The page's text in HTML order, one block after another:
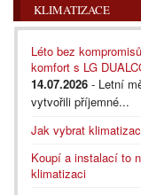
KLIMATIZACE
Léto bez
komfort s LG
14.07.2026 - Letní
vytvořili příjemné...
Jak vybrat
Koupí a instalací to
klimatizaci